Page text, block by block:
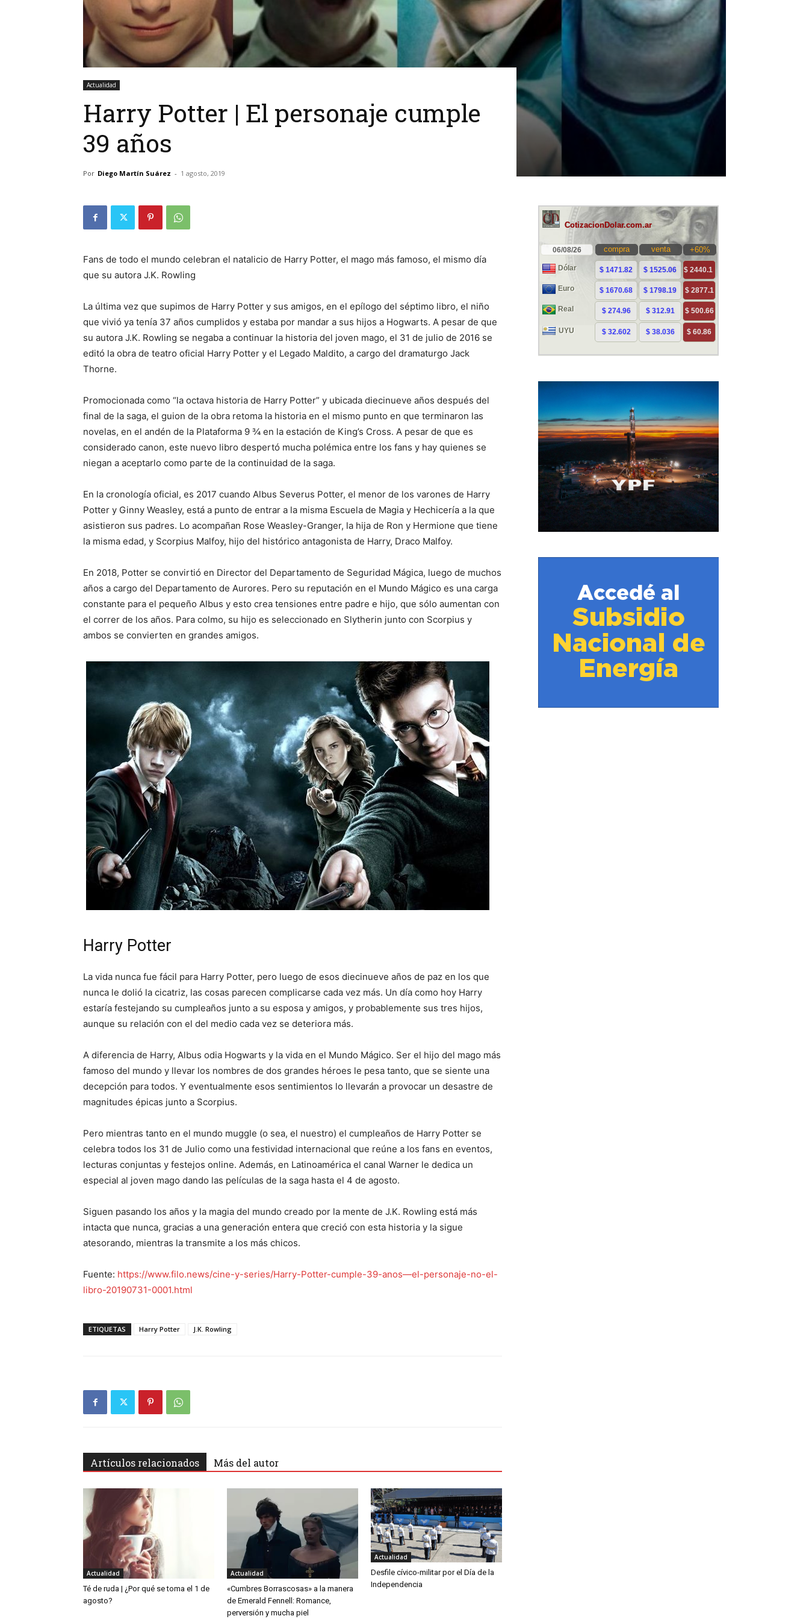
Actualidad
Harry Potter | El personaje cumple
39 años
Por Diego Martín Suárez - 1 agosto, 2019
Fans de todo el mundo celebran el natalicio de Harry Potter, el mago más famoso, el mismo día
que su autora J.K. Rowling
La última vez que supimos de Harry Potter y sus amigos, en el epílogo del séptimo libro, el niño
que vivió ya tenía 37 años cumplidos y estaba por mandar a sus hijos a Hogwarts. A pesar de que
su autora J.K. Rowling se negaba a continuar la historia del joven mago, el 31 de julio de 2016 se
editó la obra de teatro oficial Harry Potter y el Legado Maldito, a cargo del dramaturgo Jack
Thorne.
Promocionada como “la octava historia de Harry Potter” y ubicada diecinueve años después del
final de la saga, el guion de la obra retoma la historia en el mismo punto en que terminaron las
novelas, en el andén de la Plataforma 9 ¾ en la estación de King’s Cross. A pesar de que es
considerado canon, este nuevo libro despertó mucha polémica entre los fans y hay quienes se
niegan a aceptarlo como parte de la continuidad de la saga.
En la cronología oficial, es 2017 cuando Albus Severus Potter, el menor de los varones de Harry
Potter y Ginny Weasley, está a punto de entrar a la misma Escuela de Magia y Hechicería a la que
asistieron sus padres. Lo acompañan Rose Weasley-Granger, la hija de Ron y Hermione que tiene
la misma edad, y Scorpius Malfoy, hijo del histórico antagonista de Harry, Draco Malfoy.
En 2018, Potter se convirtió en Director del Departamento de Seguridad Mágica, luego de muchos
años a cargo del Departamento de Aurores. Pero su reputación en el Mundo Mágico es una carga
constante para el pequeño Albus y esto crea tensiones entre padre e hijo, que sólo aumentan con
el correr de los años. Para colmo, su hijo es seleccionado en Slytherin junto con Scorpius y
ambos se convierten en grandes amigos.
Harry Potter
La vida nunca fue fácil para Harry Potter, pero luego de esos diecinueve años de paz en los que
nunca le dolió la cicatriz, las cosas parecen complicarse cada vez más. Un día como hoy Harry
estaría festejando su cumpleaños junto a su esposa y amigos, y probablemente sus tres hijos,
aunque su relación con el del medio cada vez se deteriora más.
A diferencia de Harry, Albus odia Hogwarts y la vida en el Mundo Mágico. Ser el hijo del mago más
famoso del mundo y llevar los nombres de dos grandes héroes le pesa tanto, que se siente una
decepción para todos. Y eventualmente esos sentimientos lo llevarán a provocar un desastre de
magnitudes épicas junto a Scorpius.
Pero mientras tanto en el mundo muggle (o sea, el nuestro) el cumpleaños de Harry Potter se
celebra todos los 31 de Julio como una festividad internacional que reúne a los fans en eventos,
lecturas conjuntas y festejos online. Además, en Latinoamérica el canal Warner le dedica un
especial al joven mago dando las películas de la saga hasta el 4 de agosto.
Siguen pasando los años y la magia del mundo creado por la mente de J.K. Rowling está más
intacta que nunca, gracias a una generación entera que creció con esta historia y la sigue
atesorando, mientras la transmite a los más chicos.
Fuente: https://www.filo.news/cine-y-series/Harry-Potter-cumple-39-anos—el-personaje-no-el-
libro-20190731-0001.html
ETIQUETAS Harry Potter J.K. Rowling
Artículos relacionados Más del autor
Actualidad
Té de ruda | ¿Por qué se toma el 1 de
agosto?
Actualidad
«Cumbres Borrascosas» a la manera
de Emerald Fennell: Romance,
perversión y mucha piel
Actualidad
Desfile cívico-militar por el Día de la
Independencia